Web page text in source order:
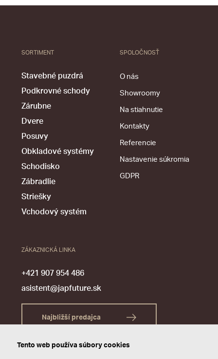
SORTIMENT
Stavebné puzdrá
Podkrovné schody
Zárubne
Dvere
Posuvy
Obkladové systémy
Schodisko
Zábradlie
Striešky
Vchodový systém
SPOLOČNOSŤ
O nás
Showroomy
Na stiahnutie
Kontakty
Referencie
Nastavenie súkromia
GDPR
ZÁKAZNICKÁ LINKA
+421 907 954 486
asistent@japfuture.sk
Najbližší predajca
Tento web používa súbory cookies